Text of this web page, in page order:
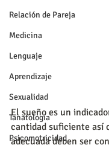
Relación de Pareja
Medicina
Lenguaje
Aprendizaje
Sexualidad
Tanatología
Psicomotricidad
El sueño es un
cantidad suficiente así
adecuada deben ser